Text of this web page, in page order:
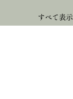
すべて表示